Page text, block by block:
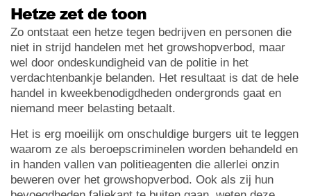
Hetze zet de toon
Zo ontstaat een hetze tegen bedrijven en personen die
niet in strijd handelen met het growshopverbod, maar
wel door ondeskundigheid van de politie in het
verdachtenbankje belanden. Het resultaat is dat de hele
handel in kweekbenodigdheden ondergronds gaat en
niemand meer belasting betaalt.
Het is erg moeilijk om onschuldige burgers uit te leggen
waarom ze als beroepscriminelen worden behandeld en
in handen vallen van politieagenten die allerlei onzin
beweren over het growshopverbod. Ook als zij hun